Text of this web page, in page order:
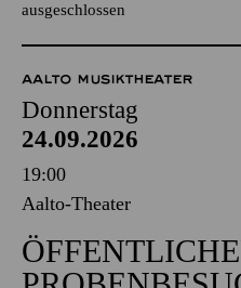
ausgeschlossen
AALTO MUSIKTHEATER
Donnerstag
24.09.2026
19:00
Aalto-Theater